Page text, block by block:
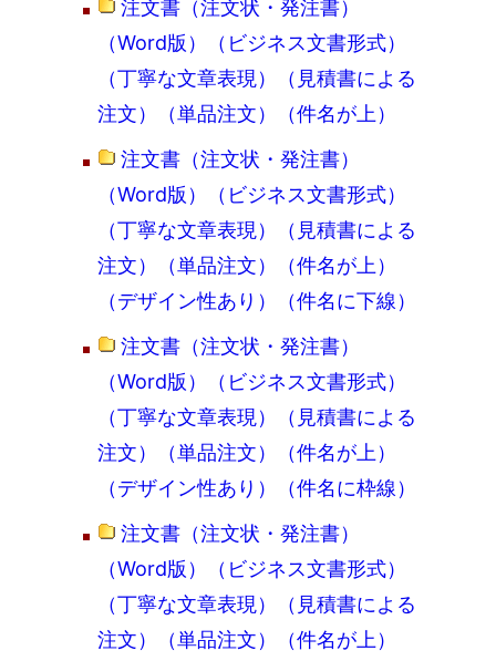
注文書（注文状・発注書）
（Word版）（ビジネス文書形式）
（丁寧な文章表現）（見積書による
注文）（単品注文）（件名が上）
注文書（注文状・発注書）
（Word版）（ビジネス文書形式）
（丁寧な文章表現）（見積書による
注文）（単品注文）（件名が上）
（デザイン性あり）（件名に下線）
注文書（注文状・発注書）
（Word版）（ビジネス文書形式）
（丁寧な文章表現）（見積書による
注文）（単品注文）（件名が上）
（デザイン性あり）（件名に枠線）
注文書（注文状・発注書）
（Word版）（ビジネス文書形式）
（丁寧な文章表現）（見積書による
注文）（単品注文）（件名が上）